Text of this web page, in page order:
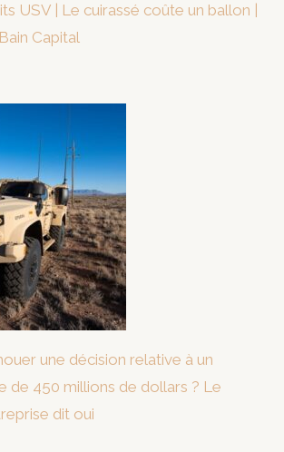
USV | Le cuirassé coûte un ballon |
Capital
une décision relative à un
de 450 millions de dollars ? Le
dit oui